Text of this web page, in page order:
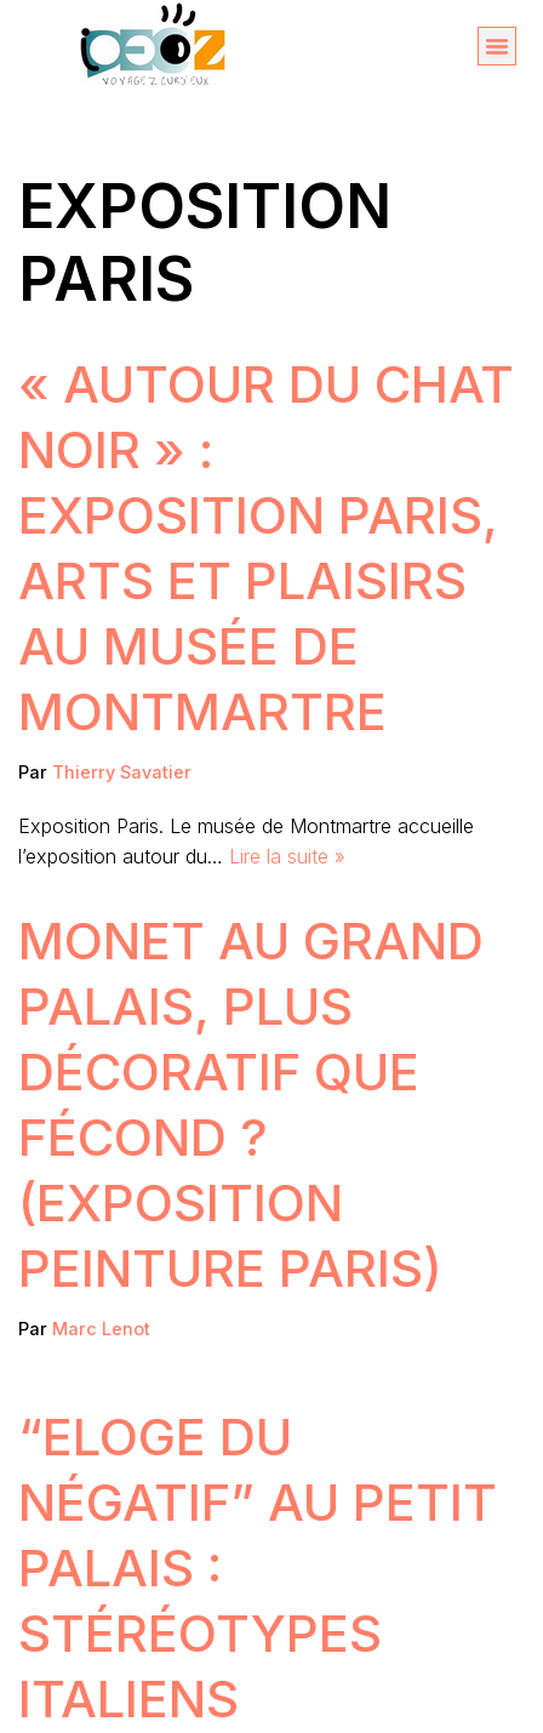
EXPOSITION
PARIS
« AUTOUR DU CHAT
NOIR » :
EXPOSITION PARIS,
ARTS ET PLAISIRS
AU MUSÉE DE
MONTMARTRE
Par Thierry Savatier
Exposition Paris. Le musée de Montmartre accueille
l’exposition autour du… Lire la suite »
MONET AU GRAND
PALAIS, PLUS
DÉCORATIF QUE
FÉCOND ?
(EXPOSITION
PEINTURE PARIS)
Par Marc Lenot
“ELOGE DU
NÉGATIF” AU PETIT
PALAIS :
STÉRÉOTYPES
ITALIENS